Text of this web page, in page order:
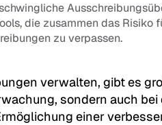
die zusammen das Risiko
zu verpassen.
verwalten, gibt es
sondern auch bei
einer